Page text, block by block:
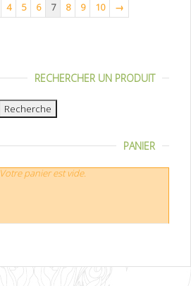
4 5 6 7 8 9 10 →
RECHERCHER UN PRODUIT
PANIER
Votre panier est vide.